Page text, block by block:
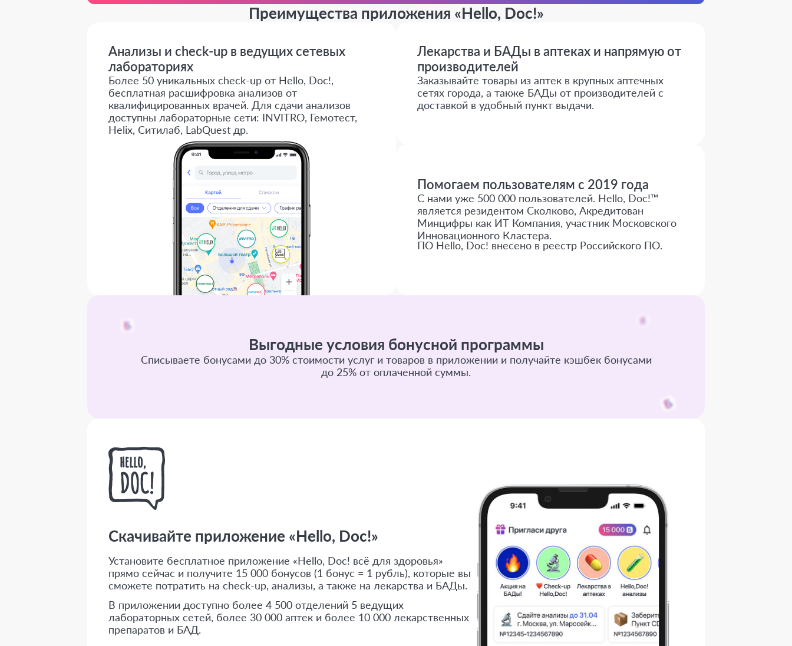
Преимущества приложения «Hello, Doc!»
Анализы и check-up в ведущих сетевых
лабораториях
Более 50 уникальных check-up от Hello, Doc!,
бесплатная расшифровка анализов от
квалифицированных врачей. Для сдачи анализов
доступны лабораторные сети: INVITRO, Гемотест,
Helix, Ситилаб, LabQuest др.
Лекарства и БАДы в аптеках и напрямую от
производителей
Заказывайте товары из аптек в крупных аптечных
сетях города, а также БАДы от производителей с
доставкой в удобный пункт выдачи.
Помогаем пользователям с 2019 года
С нами уже 500 000 пользователей. Hello, Doc!™
является резидентом Сколково, Акредитован
Минцифры как ИТ Компания, участник Московского
Инновационного Кластера.
ПО Hello, Doc! внесено в реестр Российского ПО.
Выгодные условия бонусной программы
Списываете бонусами до 30% стоимости услуг и товаров в приложении и получайте кэшбек бонусами
до 25% от оплаченной суммы.
Скачивайте приложение «Hello, Doc!»
Установите бесплатное приложение «Hello, Doc! всё для здоровья»
прямо сейчас и получите 15 000 бонусов (1 бонус = 1 рубль), которые вы
сможете потратить на check-up, анализы, а также на лекарства и БАДы.
В приложении доступно более 4 500 отделений 5 ведущих
лабораторных сетей, более 30 000 аптек и более 10 000 лекарственных
препаратов и БАД.